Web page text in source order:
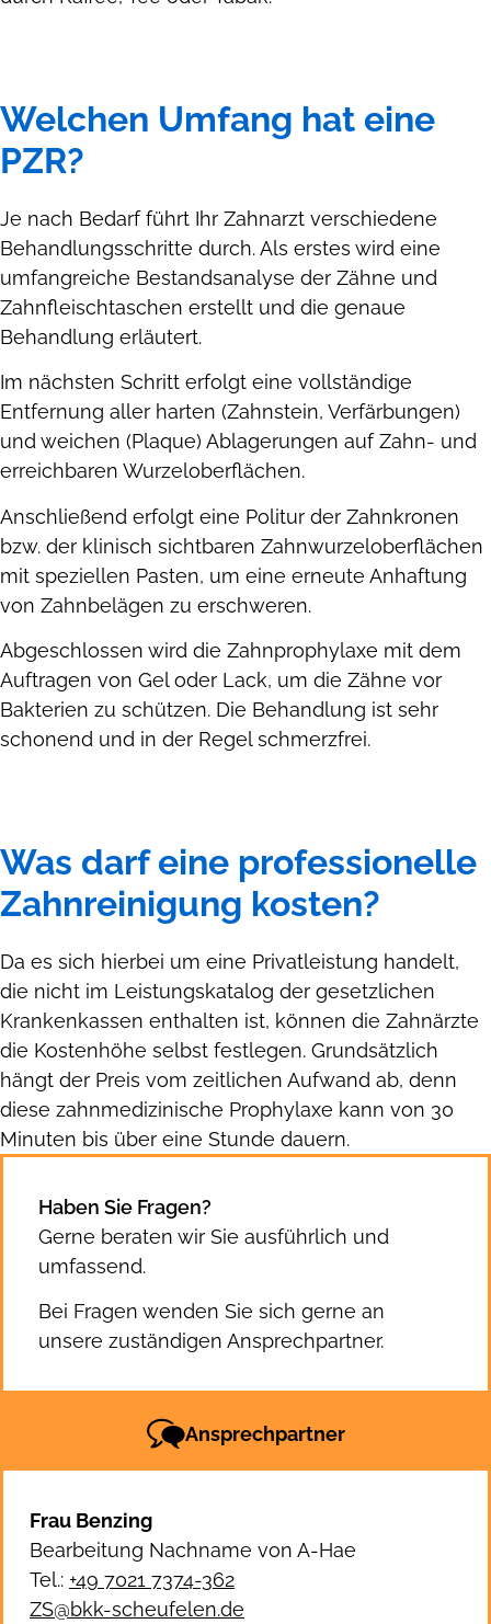
Welchen Umfang hat eine
PZR?
Je nach Bedarf führt Ihr Zahnarzt verschiedene
Behandlungsschritte durch. Als erstes wird eine
umfangreiche Bestandsanalyse der Zähne und
Zahnfleischtaschen erstellt und die genaue
Behandlung erläutert.
Im nächsten Schritt erfolgt eine vollständige
Entfernung aller harten (Zahnstein, Verfärbungen)
und weichen (Plaque) Ablagerungen auf Zahn- und
erreichbaren Wurzeloberflächen.
Anschließend erfolgt eine Politur der Zahnkronen
bzw. der klinisch sichtbaren Zahnwurzeloberflächen
mit speziellen Pasten, um eine erneute Anhaftung
von Zahnbelägen zu erschweren.
Abgeschlossen wird die Zahnprophylaxe mit dem
Auftragen von Gel oder Lack, um die Zähne vor
Bakterien zu schützen. Die Behandlung ist sehr
schonend und in der Regel schmerzfrei.
Was darf eine professionelle
Zahnreinigung kosten?
Da es sich hierbei um eine Privatleistung handelt,
die nicht im Leistungskatalog der gesetzlichen
Krankenkassen enthalten ist, können die Zahnärzte
die Kostenhöhe selbst festlegen. Grundsätzlich
hängt der Preis vom zeitlichen Aufwand ab, denn
diese zahnmedizinische Prophylaxe kann von 30
Minuten bis über eine Stunde dauern.
Haben Sie Fragen?
Gerne beraten wir Sie ausführlich und
umfassend.
Bei Fragen wenden Sie sich gerne an
unsere zuständigen Ansprechpartner.
Ansprechpartner
Frau Benzing
Bearbeitung Nachname von A-Hae
Tel.: +49 7021 7374-362
ZS@bkk-scheufelen.de